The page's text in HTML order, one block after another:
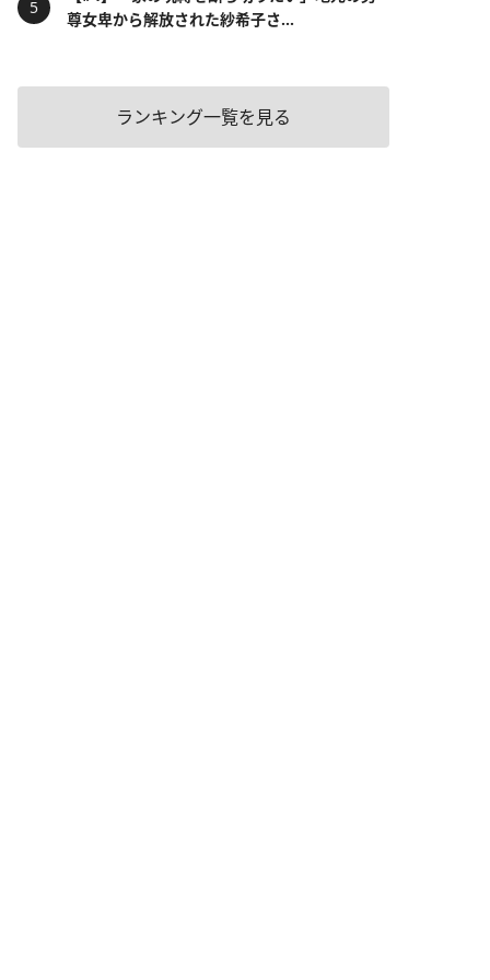
尊女卑から解放された紗希子さ...
ランキング一覧を見る